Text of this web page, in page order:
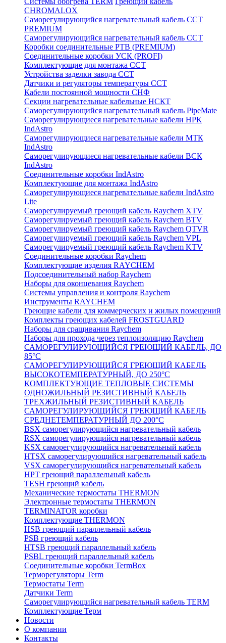
CHROMALOX
Саморегулирующийся нагревательный кабель ССТ
PREMIUM
Саморегулирующийся нагревательный кабель ССТ
Коробки соединительные РТВ (PREMIUM)
Соединительные коробки УСК (PROFI)
Комплектующие для монтажа ССТ
Устройства заделки завода ССТ
Датчики и регуляторы температуры ССТ
Кабели постоянной мощности СНФ
Секции нагревательные кабельные НСКТ
Саморегулирующийся нагревательный кабель PipeMate
Саморегулирующиеся нагревательные кабели НРК
IndAstro
Саморегулирующиеся нагревательные кабели МТК
IndAstro
Саморегулирующиеся нагревательные кабели ВСК
IndAstro
Соединительные коробки IndAstro
Комплектующие для монтажа IndAstro
Саморегулирующиеся нагревательные кабели IndAstro
Lite
Саморегулируемый греющий кабель Raychem XTV
Саморегулируемый греющий кабель Raychem BTV
Саморегулируемый греющий кабель Raychem QTVR
Саморегулируемый греющий кабель Raychem VPL
Саморегулируемый греющий кабель Raychem KTV
Соединительные коробки Raychem
Комплектующие изделия RAYCHEM
Подсоединительный набор Raychem
Наборы для оконцевания Raychem
Системы управления и контроля Raychem
Инструменты RAYCHEM
Греющие кабели для коммерческих и жилых помещений
Комплекты греющих кабелей FROSTGUARD
Наборы для сращивания Raychem
Наборы для прохода через теплоизоляцию Raychem
САМОРЕГУЛИРУЮЩИЙСЯ ГРЕЮЩИЙ КАБЕЛЬ, ДО
85°С
САМОРЕГУЛИРУЮЩИЙСЯ ГРЕЮЩИЙ КАБЕЛЬ
ВЫСОКОТЕМПЕРАТУРНЫЙ, ДО 250°С
КОМПЛЕКТУЮЩИЕ ТЕПЛОВЫЕ СИСТЕМЫ
ОДНОЖИЛЬНЫЙ РЕЗИСТИВНЫЙ КАБЕЛЬ
ТРЕХЖИЛЬНЫЙ РЕЗИСТИВНЫЙ КАБЕЛЬ
САМОРЕГУЛИРУЮЩИЙСЯ ГРЕЮЩИЙ КАБЕЛЬ
СРЕДНЕТЕМПЕРАТУРНЫЙ ДО 200°С
BSX саморегулирующийся нагревательный кабель
RSX саморегулирующийся нагревательный кабель
KSX саморегулирующийся нагревательный кабель
HTSX саморегулирующийся нагревательный кабель
VSX саморегулирующийся нагревательный кабель
НРТ греющий параллельный кабель
TESH греющий кабель
Механические термостаты THERMON
Электронные термостаты THERMON
TERMINATOR коробки
Комплектующие THERMON
HSB греющий параллельный кабель
PSB греющий кабель
HTSB греющий параллельный кабель
PSBL греющий параллельный кабель
Соединительные коробки TermBox
Терморегуляторы Term
Термостаты Term
Датчики Term
Саморегулирующийся нагревательный кабель TERM
Комплектующие Терм
Новости
О компании
Контакты